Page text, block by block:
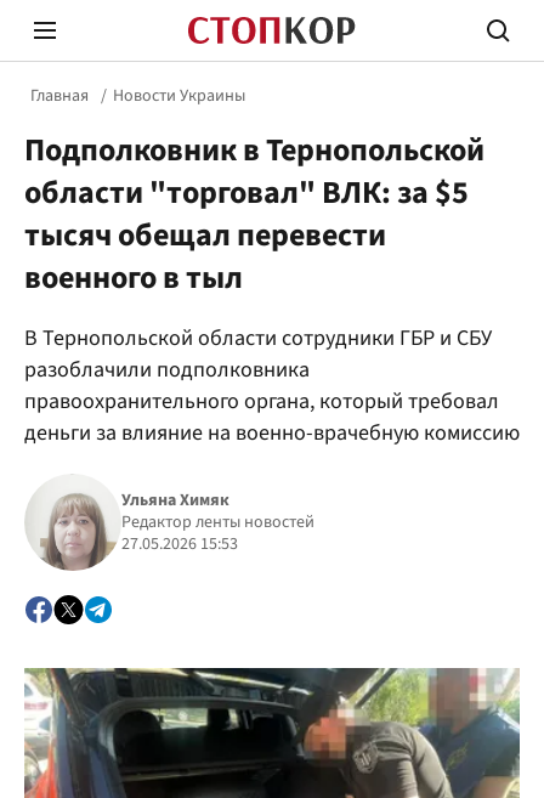
Стоп Политической Коррупции
Политика
Главная Новости Украины
Подполковник в Тернопольской
области "торговал" ВЛК: за $5
тысяч обещал перевести
военного в тыл
В Тернопольской области сотрудники ГБР и СБУ
разоблачили подполковника
правоохранительного органа, который требовал
деньги за влияние на военно-врачебную комиссию
Ульяна Химяк
Редактор ленты новостей
27.05.2026 15:53